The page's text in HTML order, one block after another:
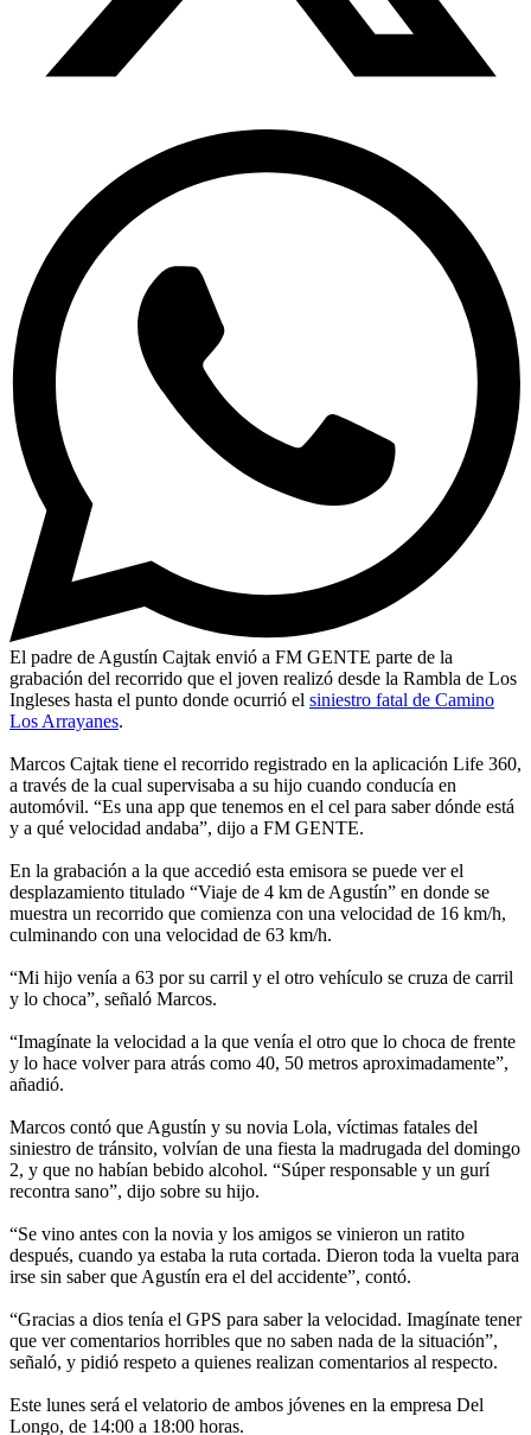
El padre de Agustín Cajtak envió a FM GENTE parte de la
grabación del recorrido que el joven realizó desde la Rambla de Los
Ingleses hasta el punto donde ocurrió el siniestro fatal de Camino
Los Arrayanes.
Marcos Cajtak tiene el recorrido registrado en la aplicación Life 360,
a través de la cual supervisaba a su hijo cuando conducía en
automóvil. “Es una app que tenemos en el cel para saber dónde está
y a qué velocidad andaba”, dijo a FM GENTE.
En la grabación a la que accedió esta emisora se puede ver el
desplazamiento titulado “Viaje de 4 km de Agustín” en donde se
muestra un recorrido que comienza con una velocidad de 16 km/h,
culminando con una velocidad de 63 km/h.
“Mi hijo venía a 63 por su carril y el otro vehículo se cruza de carril
y lo choca”, señaló Marcos.
“Imagínate la velocidad a la que venía el otro que lo choca de frente
y lo hace volver para atrás como 40, 50 metros aproximadamente”,
añadió.
Marcos contó que Agustín y su novia Lola, víctimas fatales del
siniestro de tránsito, volvían de una fiesta la madrugada del domingo
2, y que no habían bebido alcohol. “Súper responsable y un gurí
recontra sano”, dijo sobre su hijo.
“Se vino antes con la novia y los amigos se vinieron un ratito
después, cuando ya estaba la ruta cortada. Dieron toda la vuelta para
irse sin saber que Agustín era el del accidente”, contó.
“Gracias a dios tenía el GPS para saber la velocidad. Imagínate tener
que ver comentarios horribles que no saben nada de la situación”,
señaló, y pidió respeto a quienes realizan comentarios al respecto.
Este lunes será el velatorio de ambos jóvenes en la empresa Del
Longo, de 14:00 a 18:00 horas.